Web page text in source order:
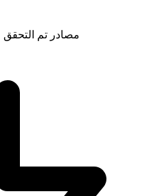
مصادر تم التحقق